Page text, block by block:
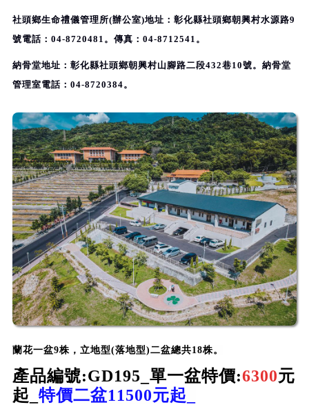
社頭鄉生命禮儀管理所(辦公室)地址：彰化縣社頭鄉朝興村水源路9
號電話：04-8720481。傳真：04-8712541。
納骨堂地址：彰化縣社頭鄉朝興村山腳路二段432巷10號。納骨堂
管理室電話：04-8720384。
蘭花一盆9株， 立地型(落地型)二盆總共18株。
產品編號:GD195 單一盆特價:6300元
起_ 特價二盆11500元起_